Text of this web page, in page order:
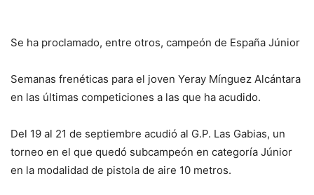
Se ha proclamado, entre otros, campeón de España Júnior
Semanas frenéticas para el joven Yeray Mínguez Alcántara
en las últimas competiciones a las que ha acudido.
Del 19 al 21 de septiembre acudió al G.P. Las Gabias, un
torneo en el que quedó subcampeón en categoría Júnior
en la modalidad de pistola de aire 10 metros.